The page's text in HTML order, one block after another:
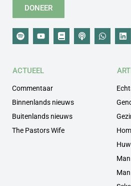
DONEER
ACTUEEL
Commentaar
Binnenlands nieuws
Buitenlands nieuws
The Pastors Wife
Man